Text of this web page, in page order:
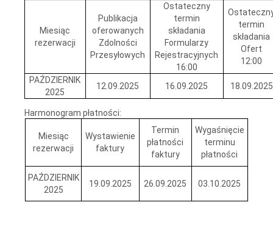
Miesiąc
rezerwacji
Publikacja
oferowanych
Zdolności
Przesyłowych
Ostateczny
termin
składania
Formularzy
Rejestracyjnych
16:00
termin
składania
Ofert
12:00
PAŹDZIERNIK
2025
12.09.2025 16.09.2025 18.09.2025
Harmonogram płatności:
Miesiąc
rezerwacji
Wystawienie
faktury
Termin
płatności
faktury
Wygaśnięcie
terminu
płatności
PAŹDZIERNIK
2025
19.09.2025 26.09.2025 03.10.2025